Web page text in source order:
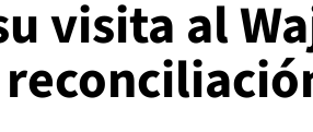
visita al